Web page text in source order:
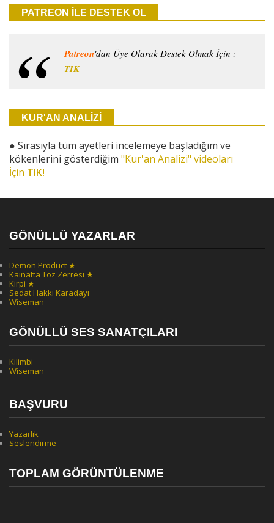
PATREON İLE DESTEK OL
Patreon'dan Üye Olarak Destek Olmak İçin :
TIK
KUR'AN ANALİZİ
● Sırasıyla tüm ayetleri incelemeye başladığım ve
kökenlerini gösterdiğim "Kur'an Analizi" videoları
İçin TIK!
GÖNÜLLÜ YAZARLAR
Demon Product ★
Kainatta Toz Zerresi ★
Kirpi ★
Sedat Hakkı Karadayı
Wiseman
GÖNÜLLÜ SES SANATÇILARI
Kilimbi
Wiseman
BAŞVURU
Yazarlık
Seslendirme
TOPLAM GÖRÜNTÜLENME